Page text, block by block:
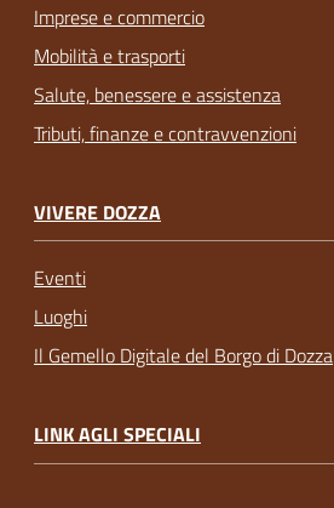
Imprese e commercio
Mobilità e trasporti
Salute, benessere e assistenza
Tributi, finanze e contravvenzioni
VIVERE DOZZA
Eventi
Luoghi
Il Gemello Digitale del Borgo di Dozza
LINK AGLI SPECIALI